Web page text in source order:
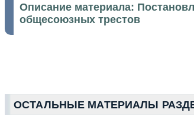
Описание материала:
общесоюзных трестов
ОСТАЛЬНЫЕ МАТЕРИАЛЫ